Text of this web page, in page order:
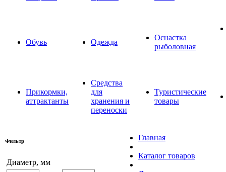
Обувь Одежда
Оснастка
рыболовная
Прикормки,
аттрактанты
Средства
для
хранения и
переноски
Туристические
товары
Фильтр
Диаметр, мм
Главная
Каталог товаров